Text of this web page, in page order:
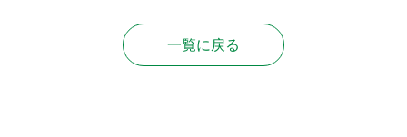
一覧に戻る